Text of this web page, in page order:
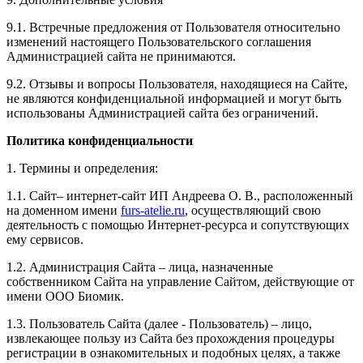
9.1. Встречные предложения от Пользователя относительно
изменений настоящего Пользовательского соглашения
Администрацией сайта не принимаются.
9.2. Отзывы и вопросы Пользователя, находящиеся на Сайте,
не являются конфиденциальной информацией и могут быть
использованы Администрацией сайта без ограничений.
Политика конфиденциальности
1. Термины и определения:
1.1. Сайт– интернет-сайт ИП Андреева О. В., расположенный
на доменном имени furs-atelie.ru, осуществляющий свою
деятельность с помощью Интернет-ресурса и сопутствующих
ему сервисов.
1.2. Администрация Сайта – лица, назначенные
собственником Сайта на управление Сайтом, действующие от
имени ООО Биомик.
1.3. Пользователь Сайта (далее - Пользователь) – лицо,
извлекающее пользу из Сайта без прохождения процедуры
регистрации в ознакомительных и подобных целях, а также